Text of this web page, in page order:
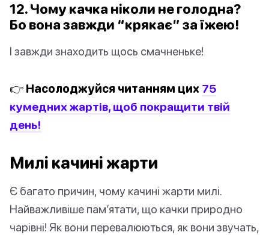
12. Чому качка ніколи не голодна?
Бо вона завжди “крякає” за їжею!
І завжди знаходить щось смачненьке!
👉 Насолоджуйся читанням цих 75
кумедних жартів, щоб покращити твій
день!
Милі качині жарти
Є багато причин, чому качині жарти милі.
Найважливіше пам’ятати, що качки природно
чарівні! Як вони перевалюються, як вони звучать,